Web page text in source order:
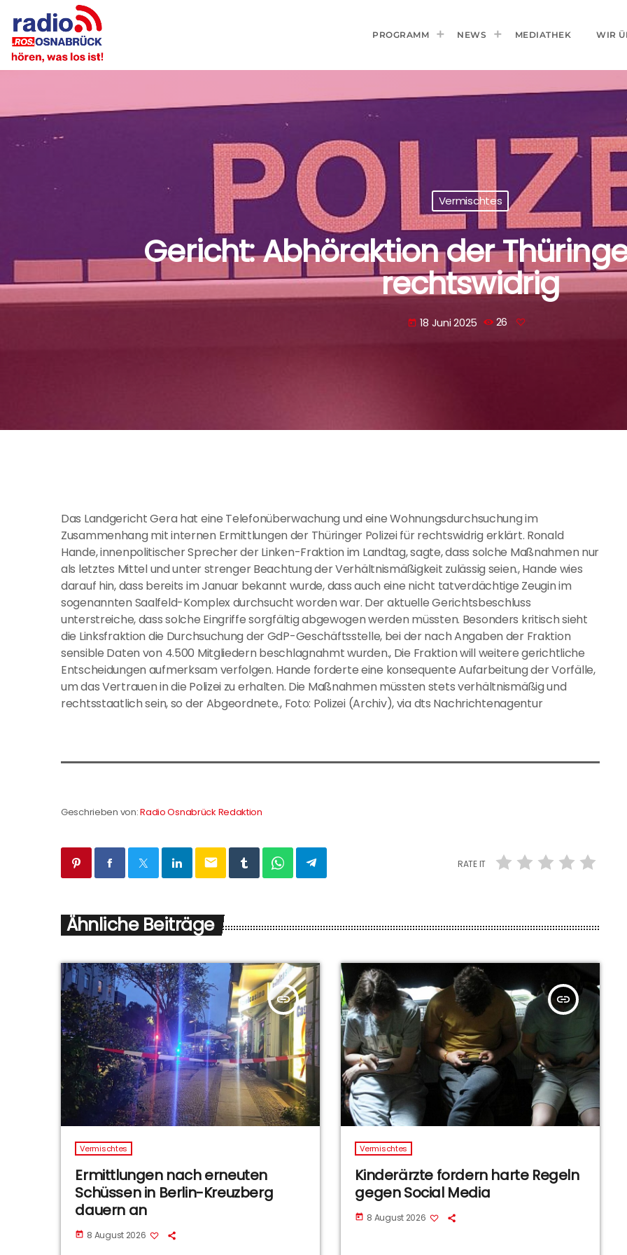
PROGRAMM NEWS MEDIATHEK WIR
Vermischtes
Gericht: Abhöraktion der
rechtswidrig
today 18 Juni 2025 26
Das Landgericht Gera hat eine Telefonüberwachung und eine Wohnungsdurchsuchung im
Zusammenhang mit internen Ermittlungen der Thüringer Polizei für rechtswidrig erklärt. Ronald
Hande, innenpolitischer Sprecher der Linken-Fraktion im Landtag, sagte, dass solche Maßnahmen nur
als letztes Mittel und unter strenger Beachtung der Verhältnismäßigkeit zulässig seien., Hande wies
darauf hin, dass bereits im Januar bekannt wurde, dass auch eine nicht tatverdächtige Zeugin im
sogenannten Saalfeld-Komplex durchsucht worden war. Der aktuelle Gerichtsbeschluss
unterstreiche, dass solche Eingriffe sorgfältig abgewogen werden müssten. Besonders kritisch sieht
die Linksfraktion die Durchsuchung der GdP-Geschäftsstelle, bei der nach Angaben der Fraktion
sensible Daten von 4.500 Mitgliedern beschlagnahmt wurden., Die Fraktion will weitere gerichtliche
Entscheidungen aufmerksam verfolgen. Hande forderte eine konsequente Aufarbeitung der Vorfälle,
um das Vertrauen in die Polizei zu erhalten. Die Maßnahmen müssten stets verhältnismäßig und
rechtsstaatlich sein, so der Abgeordnete., Foto: Polizei (Archiv), via dts Nachrichtenagentur
Geschrieben von:Radio Osnabrück Redaktion
email RATE IT
Ähnliche Beiträge
insert_link
Vermischtes
Ermittlungen nach erneuten
Schüssen in Berlin-Kreuzberg
dauern an
today 8 August 2026
insert_link
Vermischtes
Kinderärzte fordern harte Regeln
gegen Social Media
today 8 August 2026